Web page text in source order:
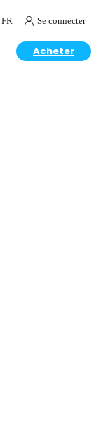
FR Se connecter
Acheter